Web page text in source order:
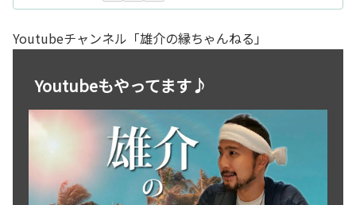
Youtubeチャンネル「雄介の縁ちゃんねる」
Youtubeもやってます♪